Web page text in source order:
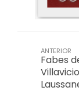
ANTERIOR
Fabes